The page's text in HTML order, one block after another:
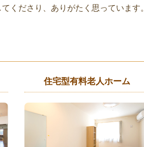
くださり、ありがたく思っています。
住宅型有料老人ホーム